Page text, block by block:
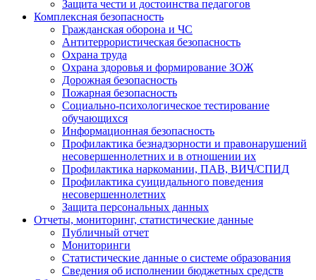
Защита чести и достоинства педагогов
Комплексная безопасность
Гражданская оборона и ЧС
Антитеррористическая безопасность
Охрана труда
Охрана здоровья и формирование ЗОЖ
Дорожная безопасность
Пожарная безопасность
Социально-психологическое тестирование
обучающихся
Информационная безопасность
Профилактика безнадзорности и правонарушений
несовершеннолетних и в отношении их
Профилактика наркомании, ПАВ, ВИЧ/СПИД
Профилактика суицидального поведения
несовершеннолетних
Защита персональных данных
Отчеты, мониторинг, статистические данные
Публичный отчет
Мониторинги
Статистические данные о системе образования
Сведения об исполнении бюджетных средств